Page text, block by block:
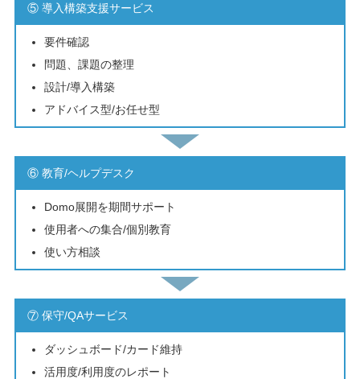
⑤ 導入構築支援サービス
要件確認
問題、課題の整理
設計/導入構築
アドバイス型/お任せ型
⑥ 教育/ヘルプデスク
Domo展開を期間サポート
使用者への集合/個別教育
使い方相談
⑦ 保守/QAサービス
ダッシュボード/カード維持
活用度/利用度のレポート